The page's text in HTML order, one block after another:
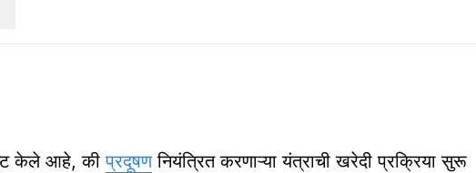
केले आहे, कीप्रदूषणनियंत्रित करणाऱ्या यंत्राची खरेदी प्रक्रिया सुरू